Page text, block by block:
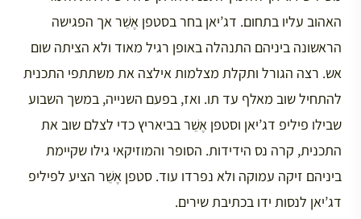
האהוב עליו בתחום. דג’יאן בחר בסטפן אֶשֵׁר אך הפגישה
הראשונה ביניהם התנהלה באופן רגיל מאוד ולא הציתה שום
אש. רצה הגורל ותקלת מצלמות אילצה את משתתפי התכנית
להתחיל שוב מאלף עד תו. ואז, בפעם השנייה, במשך השבוע
שבילו פיליפ דג’יאן וסטפן אֶשֵׁר בביאריץ כדי לצלם שוב את
התכנית, קרה נס הידידות. הסופר והמוזיקאי גילו שקיימת
ביניהם זיקה עמוקה ולא נפרדו עוד. סטפן אֶשֵׁר הציע לפיליפ
דג’יאן לנסות ידו בכתיבת שירים.